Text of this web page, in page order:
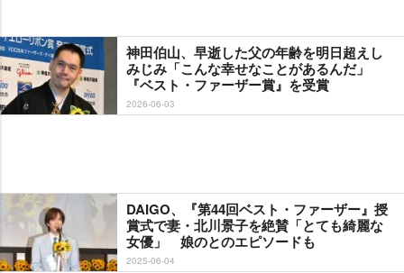
神田伯山、早逝した父の年齢を明日超えし
みじみ「こんな幸せなことがあるんだ」
『ベスト・ファーザー賞』を受賞
2026-06-03
DAIGO、『第44回ベスト・ファーザー』授
賞式で妻・北川景子を絶賛「とても綺麗な
女優」 娘のとのエピソードも
2025-06-04